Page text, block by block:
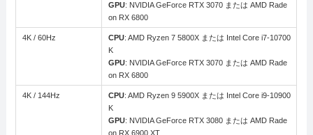
GPU: NVIDIA GeForce RTX 3070 または AMD Rade
on RX 6800
4K / 60Hz CPU: AMD Ryzen 7 5800X または Intel Core i7-10700
K
GPU: NVIDIA GeForce RTX 3070 または AMD Rade
on RX 6800
4K / 144Hz CPU: AMD Ryzen 9 5900X または Intel Core i9-10900
K
GPU: NVIDIA GeForce RTX 3080 または AMD Rade
on RX 6900 XT